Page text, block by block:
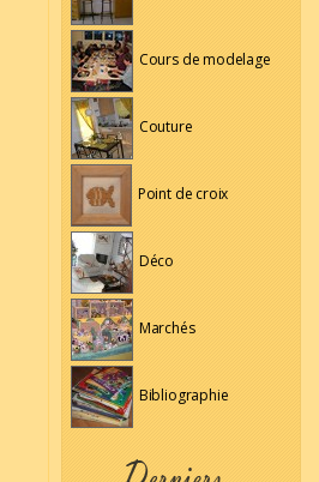
Cours de modelage
Couture
Point de croix
Déco
Marchés
Bibliographie